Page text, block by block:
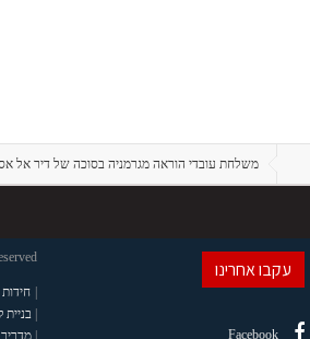
משלחת עובדי הוראה מגרמניה בסוכה של דיר אל
עקבו אחרינו
Facebook
| חידות
| בניית
| מדריך